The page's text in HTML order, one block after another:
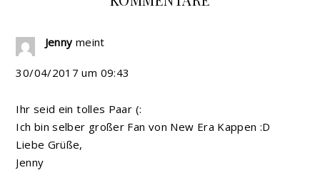
Jenny meint
30/04/2017 um 09:43
Ihr seid ein tolles Paar (:
Ich bin selber großer Fan von New Era Kappen :D
Liebe Grüße,
Jenny